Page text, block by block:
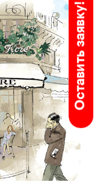
Оставить заявку!